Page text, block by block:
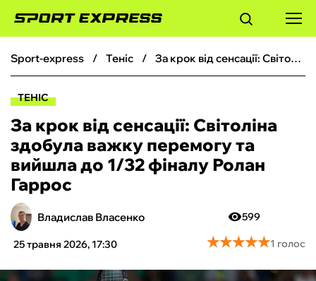
ФУТБОЛ
БОКС
ХОКЕЙ
ТЕНІС
КІБЕРСПОРТ
sport-express теніс За крок від сенсації: Світоліна здобула важку перемогу та вийшла до 1/32 фіналу Ролан Гаррос
ТЕНІС
За крок від сенсації: Світоліна
здобула важку перемогу та
вийшла до 1/32 фіналу Ролан
Гаррос
Владислав Власенко
25 травня 2026, 17:30
599
★★★★★
★★★★★1 голос